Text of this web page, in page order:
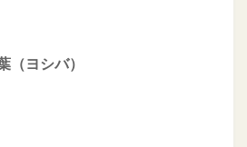
（ヨシバ）